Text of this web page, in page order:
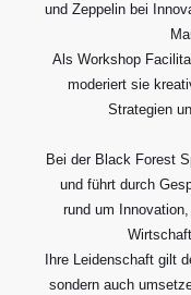
und Zeppelin bei
Als Workshop
moderiert sie
Strategien
Bei der Black Forest
und führt durch
rund um
Ihre Leidenschaft gilt
sondern auch